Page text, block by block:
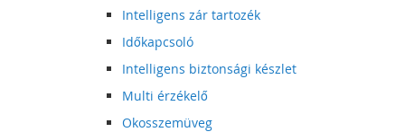
Intelligens zár tartozék
Időkapcsoló
Intelligens biztonsági készlet
Multi érzékelő
Okosszemüveg